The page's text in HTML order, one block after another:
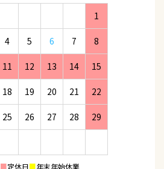
1
4 5 6 7 8
11 12 13 14 15
18 19 20 21 22
25 26 27 28 29
■定休日■年末年始休業